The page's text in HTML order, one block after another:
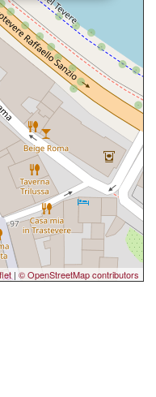
| © OpenStreetMap contributors